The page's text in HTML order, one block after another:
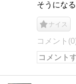
そうにな
ナイス
コメント